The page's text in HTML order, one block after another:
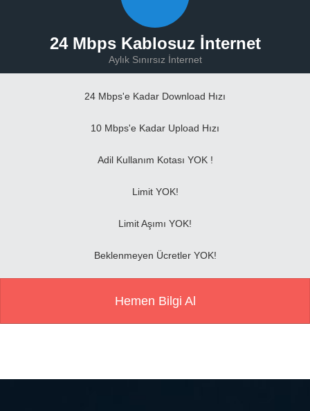
24 Mbps Kablosuz İnternet
Aylık Sınırsız İnternet
24 Mbps'e Kadar Download Hızı
10 Mbps'e Kadar Upload Hızı
Adil Kullanım Kotası YOK !
Limit YOK!
Limit Aşımı YOK!
Beklenmeyen Ücretler YOK!
Hemen Bilgi Al